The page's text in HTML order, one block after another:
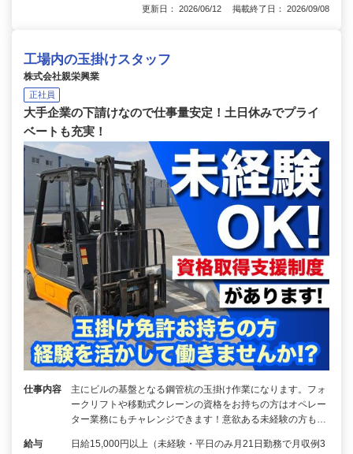
更新日： 2026/06/12 掲載終了日： 2026/09/08
工場内の玉掛けスタッフ
株式会社親栄興業
正社員
大手企業の下請けなので仕事量安定！土日休みでプライ
ベートも充実！
仕事内容
主にビルの基盤となる鋼管杭の玉掛け作業になります。フォ
ークリフトや移動式クレーンの資格をお持ちの方はオペレー
ター業務にもチャレンジできます！意欲ある未経験の方も…
給与
日給15,000円以上（未経験・平日のみ月21日勤務で月収例3